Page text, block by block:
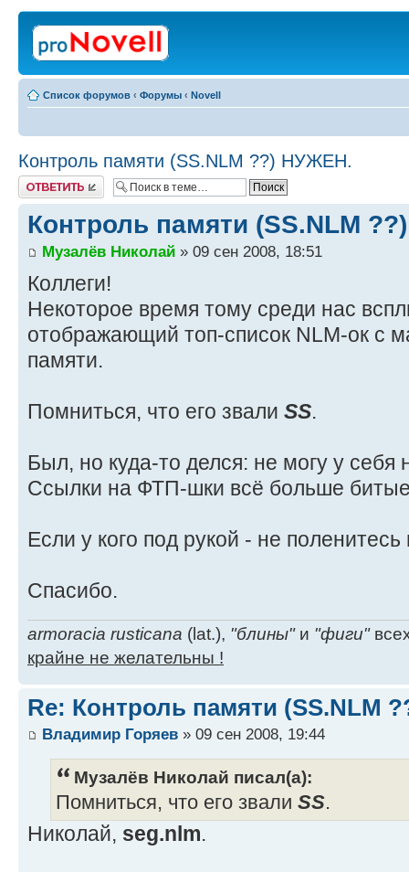
Список форумов ‹ Форумы ‹ Novell
Контроль памяти (SS.NLM ??) НУЖЕН.
Ответить
Контроль памяти (SS.NLM
Музалёв Николай » 09 сен 2008, 18:51
Коллеги!
Некоторое время тому среди нас
отображающий топ-список NLM-ок с
памяти.
Помниться, что его звали SS.
Был, но куда-то делся: не могу у себя
Ссылки на ФТП-шки всё больше
Если у кого под рукой - не поленитесь
Спасибо.
armoracia rusticana (lat.), "блины"и "фиги"
крайне не желательны !
Re: Контроль памяти (SS.NLM
Владимир Горяев » 09 сен 2008, 19:44
Музалёв Николай писал(а):
Помниться, что его звали SS.
Николай, seg.nlm.